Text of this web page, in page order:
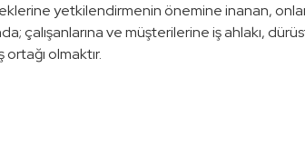
Suni Çim Halılar / 50mm Sun Green
yetkilendirmenin önemine inanan,
çalışanlarına ve müşterilerine iş ahlakı,
olmaktır.